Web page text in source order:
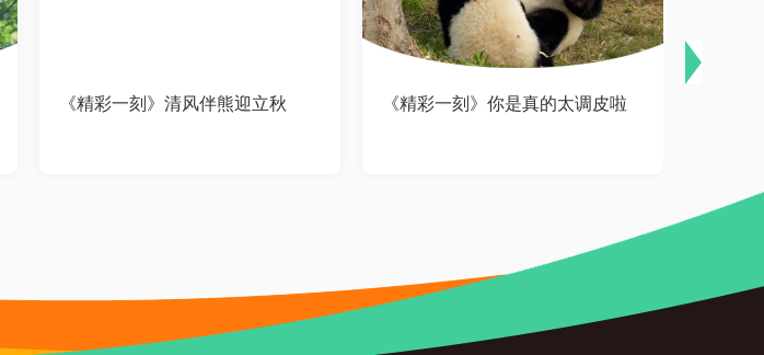
《精彩一刻》清风伴熊迎立秋 《精彩一刻》你是真的太调皮啦